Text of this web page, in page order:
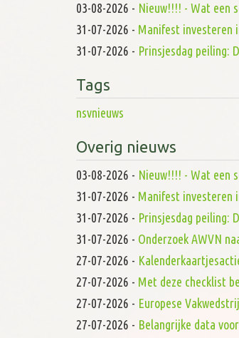
03-08-2026 - Nieuw!!!! - Wat een
31-07-2026 - Manifest investeren
31-07-2026 - Prinsjesdag peiling:
Tags
nsvnieuws
Overig nieuws
03-08-2026 - Nieuw!!!! - Wat een
31-07-2026 - Manifest investeren
31-07-2026 - Prinsjesdag peiling:
31-07-2026 - Onderzoek AWVN
27-07-2026 -
27-07-2026 - Met deze checklist
27-07-2026 - Europese
27-07-2026 - Belangrijke data